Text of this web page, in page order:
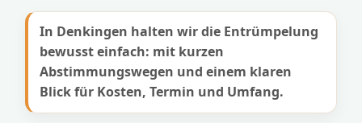
In Denkingen halten wir die Entrümpelung
bewusst einfach: mit kurzen
Abstimmungswegen und einem klaren
Blick für Kosten, Termin und Umfang.